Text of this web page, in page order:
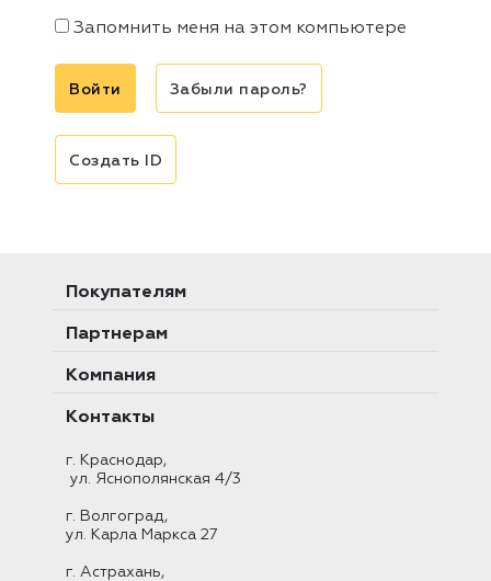
Запомнить меня на этом компьютере
Забыли пароль?
Создать ID
Покупателям
Партнерам
Компания
Контакты
г. Краснодар,
ул. Яснополянская 4/3
г. Волгоград,
ул. Карла Маркса 27
г. Астрахань,